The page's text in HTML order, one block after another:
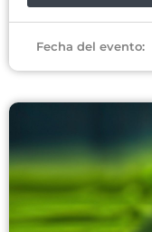
Fecha del evento: